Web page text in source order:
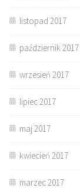
listopad 2017
październik 2017
wrzesień 2017
lipiec 2017
maj 2017
kwiecień 2017
marzec 2017